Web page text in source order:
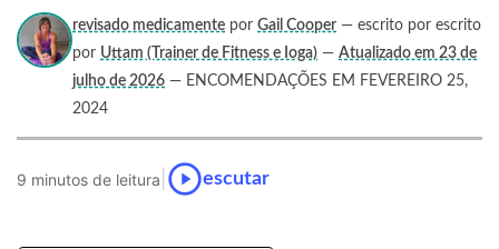
revisado medicamente por Gail Cooper — escrito por escrito
por Uttam (Trainer de Fitness e Ioga) — Atualizado em 23 de
julho de 2026 — ENCOMENDAÇÕES EM FEVEREIRO 25,
2024
9 minutos de leitura escutar